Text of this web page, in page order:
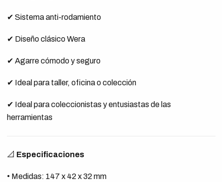
✔ Sistema anti-rodamiento
✔ Diseño clásico Wera
✔ Agarre cómodo y seguro
✔ Ideal para taller, oficina o colección
✔ Ideal para coleccionistas y entusiastas de las
herramientas
📐 Especificaciones
• Medidas: 147 x 42 x 32 mm